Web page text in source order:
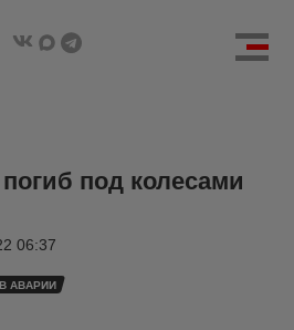
под колесами
06:37
АВАРИИ